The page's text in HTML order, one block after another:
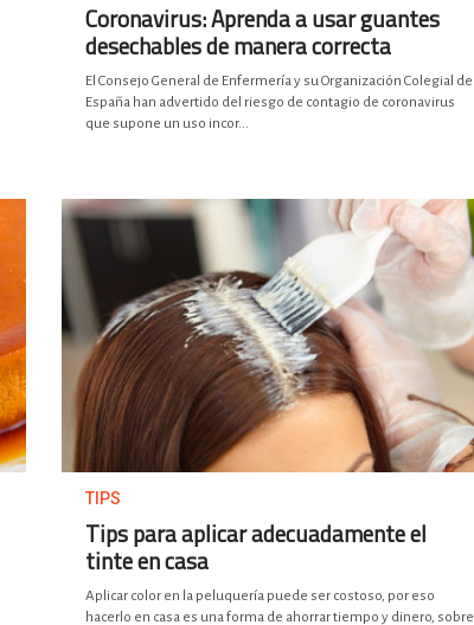
Coronavirus: Aprenda a usar guantes
desechables de manera correcta
El Consejo General de Enfermería y su Organización Colegial de
España han advertido del riesgo de contagio de coronavirus
que supone un uso incor...
TIPS
Tips para aplicar adecuadamente el
tinte en casa
Aplicar color en la peluquería puede ser costoso, por eso
hacerlo en casa es una forma de ahorrar tiempo y dinero, sobre